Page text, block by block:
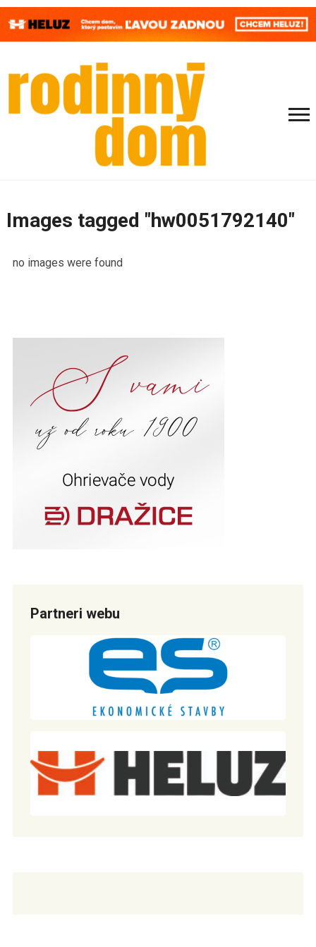
Images tagged "hw0051792140"
no images were found
Partneri webu